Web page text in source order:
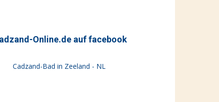
Online.de auf facebook
Cadzand-Bad in Zeeland - NL